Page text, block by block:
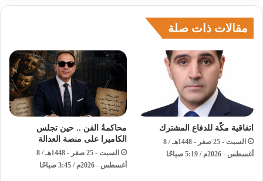
مقالات ذات صلة
اتفاقية مكّة للدفاع المشترك
السبت - 25 صفر - 1448هـ / 8
أغسطس - 2026م / 5:19 صباحًا
محاكمةُ الفن .. حين تجلس
الكاميرا على منصة العدالة
السبت - 25 صفر - 1448هـ / 8
أغسطس - 2026م / 3:45 صباحًا